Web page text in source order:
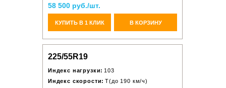
58 500 руб./шт.
КУПИТЬ В 1 КЛИК В КОРЗИНУ
225/55R19
Индекс нагрузки: 103
Индекс скорости: T(до 190 км/ч)